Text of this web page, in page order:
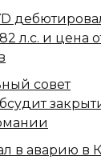
л.с. и цена
совет
в аварию в